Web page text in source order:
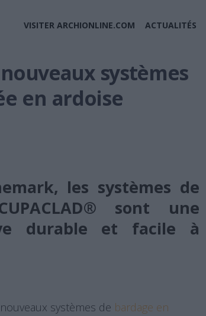
VISITER ARCHIONLINE.COM ACTUALITÉS
systèmes
en ardoise
les systèmes de
sont une
durable et facile à
systèmes de bardage en